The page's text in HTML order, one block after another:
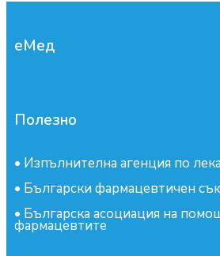
еМед
Полезно
• Изпълнителна агенция по
• Български фармацевтичен
• Българска асоциация на
фармацевтите